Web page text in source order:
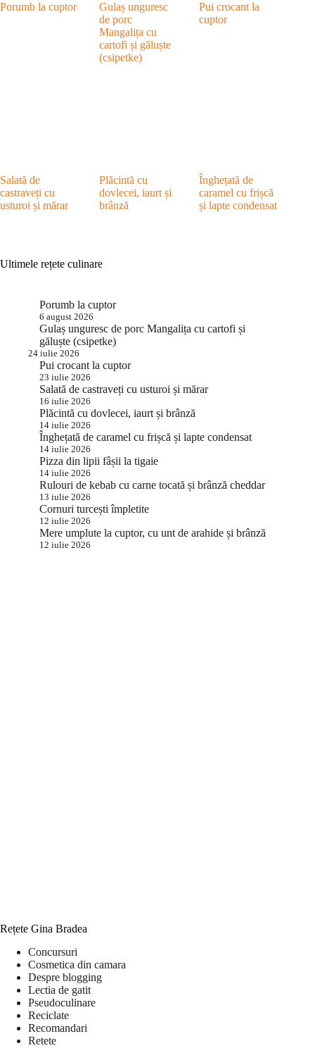
Porumb la cuptor
Gulaș unguresc
de porc
Mangalița cu
cartofi și găluște
(csipetke)
Pui crocant la
cuptor
Salată de
castraveți cu
usturoi și mărar
Plăcintă cu
dovlecei, iaurt și
brânză
Înghețată de
caramel cu frișcă
și lapte condensat
Ultimele rețete culinare
Porumb la cuptor
6 august 2026
Gulaș unguresc de porc Mangalița cu cartofi și
găluște (csipetke)
24 iulie 2026
Pui crocant la cuptor
23 iulie 2026
Salată de castraveți cu usturoi și mărar
16 iulie 2026
Plăcintă cu dovlecei, iaurt și brânză
14 iulie 2026
Înghețată de caramel cu frișcă și lapte condensat
14 iulie 2026
Pizza din lipii fâșii la tigaie
14 iulie 2026
Rulouri de kebab cu carne tocată și brânză cheddar
13 iulie 2026
Cornuri turcești împletite
12 iulie 2026
Mere umplute la cuptor, cu unt de arahide și brânză
12 iulie 2026
Rețete Gina Bradea
Concursuri
Cosmetica din camara
Despre blogging
Lectia de gatit
Pseudoculinare
Reciclate
Recomandari
Retete